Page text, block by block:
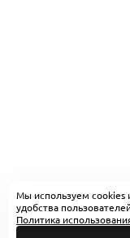
Мы используем cookies
удобства
Политика